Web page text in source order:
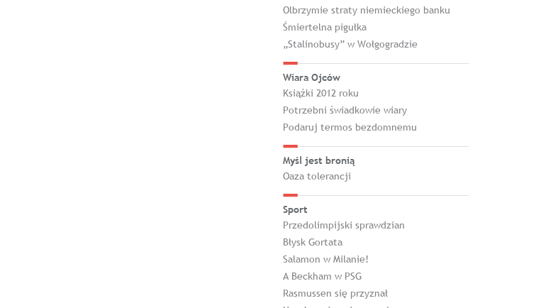
Olbrzymie straty niemieckiego banku
Śmiertelna pigułka
„Stalinobusy” w Wołgogradzie
Wiara Ojców
Książki 2012 roku
Potrzebni świadkowie wiary
Podaruj termos bezdomnemu
Myśl jest bronią
Oaza tolerancji
Sport
Przedolimpijski sprawdzian
Błysk Gortata
Salamon w Milanie!
A Beckham w PSG
Rasmussen się przyznał